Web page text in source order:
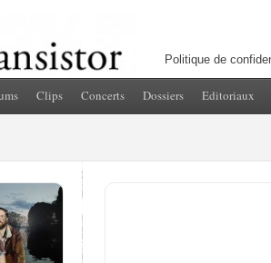
Politique de
Clips Concerts Dossiers Editoriaux